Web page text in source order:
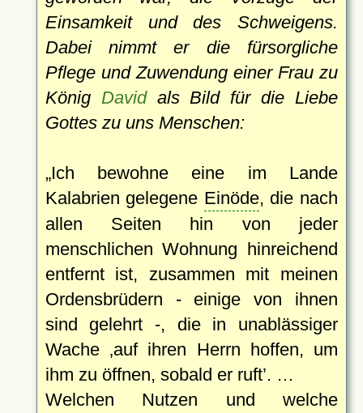
Einsamkeit und des Schweigens.
Dabei nimmt er die fürsorgliche
Pflege und Zuwendung einer Frau zu
König Davidals Bild für die Liebe
Gottes zu uns Menschen:
Ich bewohne eine im Lande
Kalabrien gelegene Einöde, die nach
allen Seiten hin von jeder
menschlichen Wohnung hinreichend
entfernt ist, zusammen mit meinen
Ordensbrüdern - einige von ihnen
sind gelehrt -, die in unablässiger
Wache
auf ihren Herrn hoffen, um
ihm zu öffnen, sobald er ruft . …
Welchen Nutzen und welche